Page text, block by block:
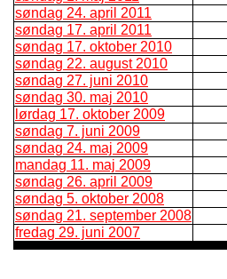
søndag 24. april 2011
søndag 17. april 2011
søndag 17. oktober 2010
søndag 22. august 2010
søndag 27. juni 2010
søndag 30. maj 2010
lørdag 17. oktober 2009
søndag 7. juni 2009
søndag 24. maj 2009
mandag 11. maj 2009
søndag 26. april 2009
søndag 5. oktober 2008
søndag 21. september 2008
fredag 29. juni 2007